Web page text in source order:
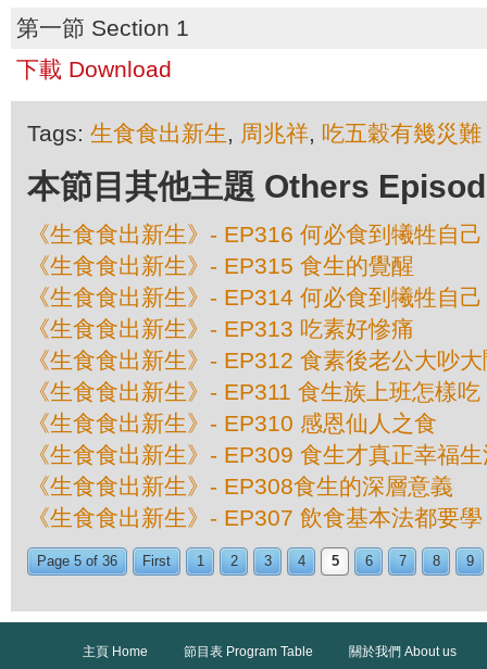
第一節 Section 1
下載 Download
Tags: 生食食出新生, 周兆祥, 吃五穀有幾災難
本節目其他主題 Others
《生食食出新生》- EP316 何必食到犧牲自己
《生食食出新生》- EP315 食生的覺醒
《生食食出新生》- EP314 何必食到犧牲自己
《生食食出新生》- EP313 吃素好慘痛
《生食食出新生》- EP312 食素後老公大吵
《生食食出新生》- EP311 食生族上班怎樣吃
《生食食出新生》- EP310 感恩仙人之食
《生食食出新生》- EP309 食生才真正幸福
《生食食出新生》- EP308食生的深層意義
《生食食出新生》- EP307 飲食基本法都要
Page 5 of 36 First 1 2 3 4 5 6 7 8 9
主頁 Home 節目表 Program Table
關於我們 About us